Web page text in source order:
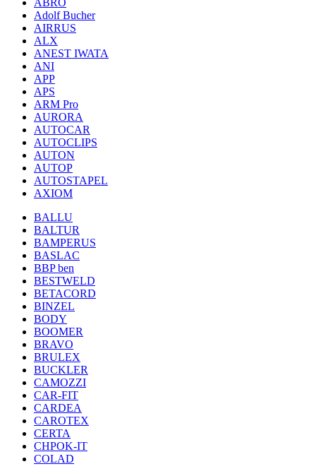
ABRO
Adolf Bucher
AIRRUS
ALX
ANEST IWATA
ANI
APP
APS
ARM Pro
AURORA
AUTOCAR
AUTOCLIPS
AUTON
AUTOP
AUTOSTAPEL
AXIOM
BALLU
BALTUR
BAMPERUS
BASLAC
BBP ben
BESTWELD
BETACORD
BINZEL
BODY
BOOMER
BRAVO
BRULEX
BUCKLER
CAMOZZI
CAR-FIT
CARDEA
CAROTEX
CERTA
CHPOK-IT
COLAD